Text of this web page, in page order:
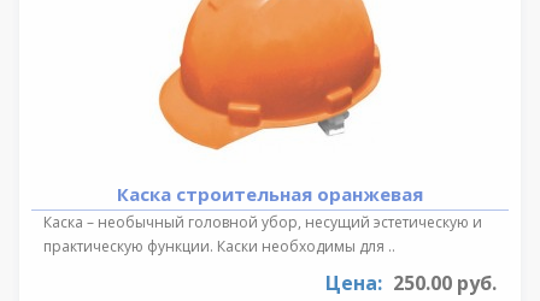
Каска строительная оранжевая
Каска – необычный головной убор, несущий эстетическую и
практическую функции. Каски необходимы для ..
Цена: 250.00 руб.